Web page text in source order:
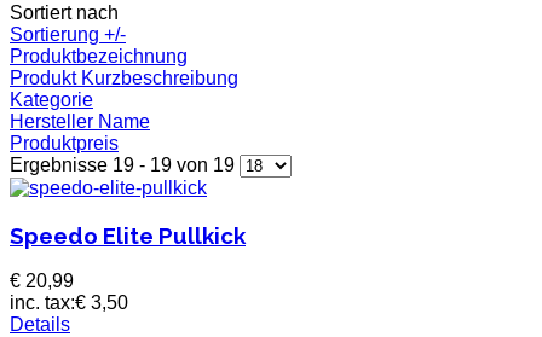
Sortiert nach
Sortierung +/-
Produktbezeichnung
Produkt Kurzbeschreibung
Kategorie
Hersteller Name
Produktpreis
Ergebnisse 19 - 19 von 19
Speedo Elite Pullkick
€ 20,99
inc. tax:€ 3,50
Details